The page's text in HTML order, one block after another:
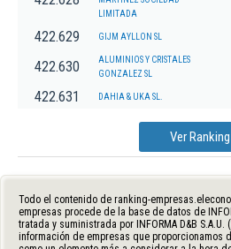
LIMITADA
422.629 GIJM AYLLON SL
422.630
ALUMINIOS Y CRISTALES
GONZALEZ SL
422.631 DAHIA & UKA SL.
Ver
Todo el contenido de ranking-
empresas procede de la base de datos de
tratada y suministrada por INFORMA D&B S.A.U.
información de empresas que proporcionamos